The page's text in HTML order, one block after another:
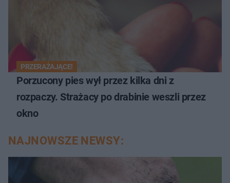
PRZERAŻAJĄCE!
Porzucony pies wył przez kilka dni z
rozpaczy. Strażacy po drabinie weszli przez
okno
NAJNOWSZE NEWSY: